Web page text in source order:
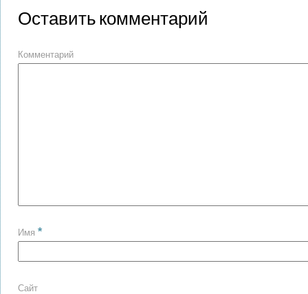
Оставить комментарий
Комментарий
Имя *
Сайт